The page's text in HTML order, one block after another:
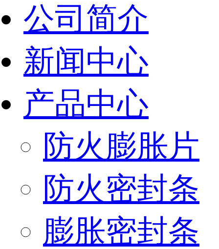
公司简介
新闻中心
产品中心
防火膨胀片
防火密封条
膨胀密封条